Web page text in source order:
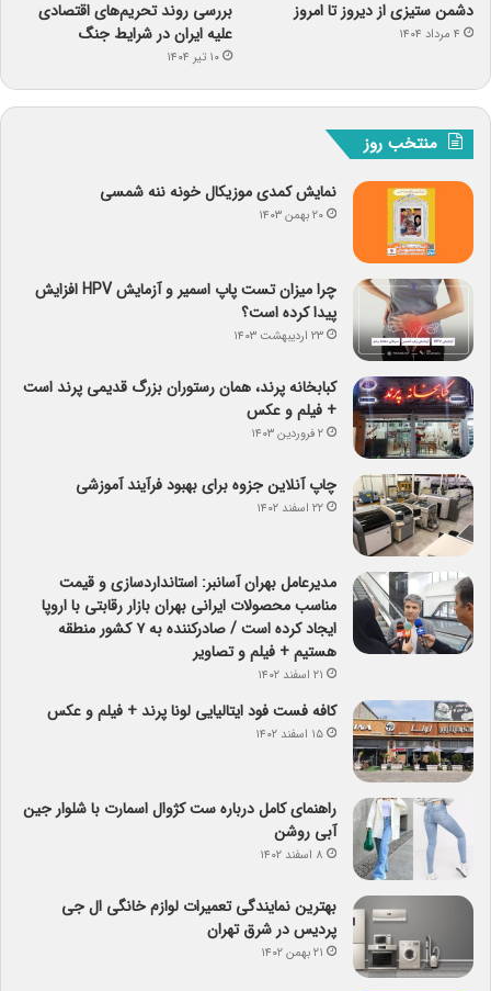
دشمن ستیزی از دیروز تا امروز
۴ مرداد ۱۴۰۴
بررسی روند تحریم‌های اقتصادی
علیه ایران در شرایط جنگ
۱۰ تیر ۱۴۰۴
منتخب روز
نمایش کمدی موزیکال خونه ننه شمسی
۲۰ بهمن ۱۴۰۳
چرا میزان تست پاپ اسمیر و آزمایش HPV افزایش
پیدا کرده است؟
۲۳ اردیبهشت ۱۴۰۳
کبابخانه پرند، همان رستوران بزرگ قدیمی پرند است
+ فیلم و عکس
۲ فروردین ۱۴۰۳
چاپ آنلاین جزوه برای بهبود فرآیند آموزشی
۲۲ اسفند ۱۴۰۲
مدیرعامل بهران آسانبر: استانداردسازی و قیمت
مناسب محصولات ایرانی بهران بازار رقابتی با اروپا
ایجاد کرده است / صادرکننده به ۷ کشور منطقه
هستیم + فیلم و تصاویر
۲۱ اسفند ۱۴۰۲
کافه فست فود ایتالیایی لونا پرند + فیلم و عکس
۱۵ اسفند ۱۴۰۲
راهنمای کامل درباره ست کژوال اسمارت با شلوار جین
آبی روشن
۸ اسفند ۱۴۰۲
بهترین نمایندگی تعمیرات لوازم خانگی ال جی
پردیس در شرق تهران
۲۱ بهمن ۱۴۰۲